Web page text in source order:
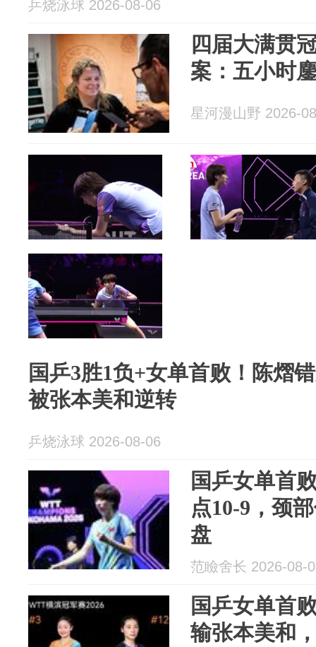
乒烧泳球 2026-08-06
四届大满贯
案：五小时
星河漫山野 2026-
国乒3胜1负+女单首败！陈熠
被张本美和逆转
乒烧泳球 2026-08-06
国乒女单首
点10-9，颈
盘
范瞼舍长 2026-08-
国乒女单首
输张本美和